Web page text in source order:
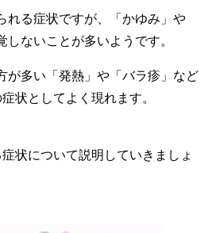
れる症状ですが、「かゆみ」や
しないことが多いようです。
が多い「発熱」や「バラ疹」など
状としてよく現れます。
状について説明していきましょ